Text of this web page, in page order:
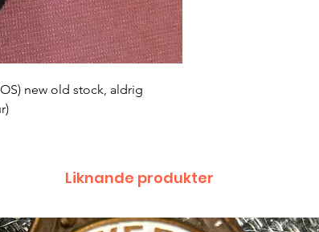
new old stock, aldrig
Liknande produkter